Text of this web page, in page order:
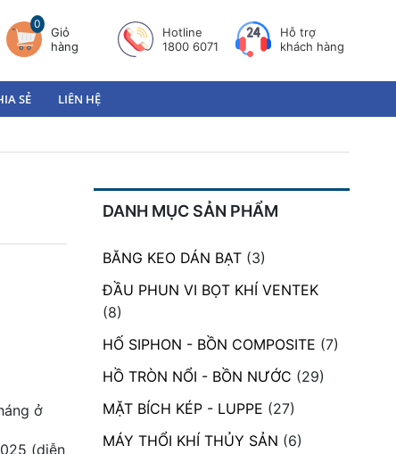
0
Giỏ
hàng
Hotline
1800 6071
Hỗ trợ
khách hàng
SẺ LIÊN HỆ
ở
(diễn
DANH MỤC SẢN PHẨM
BĂNG KEO DÁN BẠT (3)
ĐẦU PHUN VI BỌT KHÍ VENTEK
(8)
HỐ SIPHON - BỒN COMPOSITE (7)
HỒ TRÒN NỔI - BỒN NƯỚC (29)
MẶT BÍCH KÉP - LUPPE (27)
MÁY THỔI KHÍ THỦY SẢN (6)